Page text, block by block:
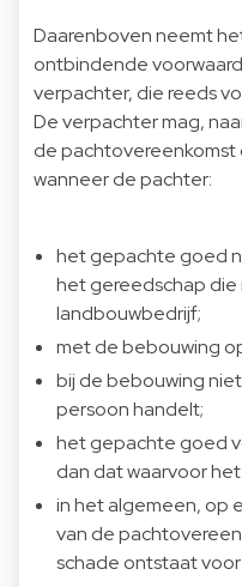
Daarenboven neemt
ontbindende
verpachter, die reeds
De verpachter mag,
de
wanneer de pachter:
het gepachte goed
het gereedschap
landbouwbedrijf;
met de bebouwing
bij de bebouwing
persoon handelt;
het gepachte goed
dan dat waarvoor
in het algemeen, op
van de
schade ontstaat